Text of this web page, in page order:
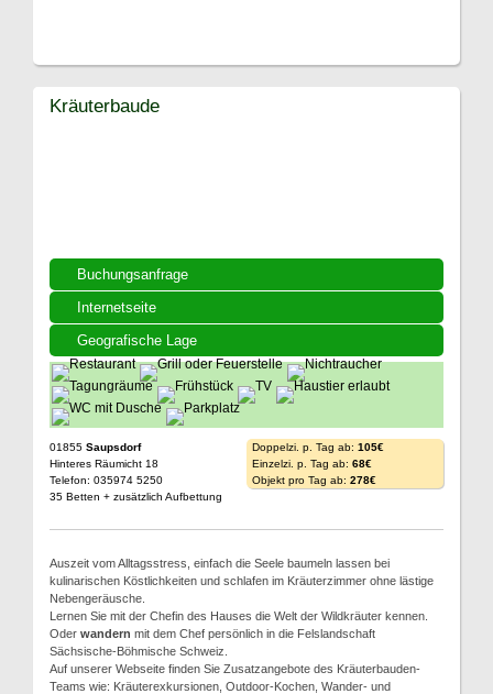
Buchungsanfrage
Internetseite
Geografische Lage
Kräuterbaude
01855 Saupsdorf
Hinteres Räumicht 18
Telefon: 035974 5250
35 Betten + zusätzlich Aufbettung
Doppelzi. p. Tag ab: 105€
Einzelzi. p. Tag ab: 68€
Objekt pro Tag ab: 278€
Auszeit vom Alltagsstress, einfach die Seele baumeln lassen bei
kulinarischen Köstlichkeiten und schlafen im Kräuterzimmer ohne lästige
Nebengeräusche.
Lernen Sie mit der Chefin des Hauses die Welt der Wildkräuter kennen.
Oder wandern mit dem Chef persönlich in die Felslandschaft
Sächsische-Böhmische Schweiz.
Auf unserer Webseite finden Sie Zusatzangebote des Kräuterbauden-
Teams wie: Kräuterexkursionen, Outdoor-Kochen, Wander- und